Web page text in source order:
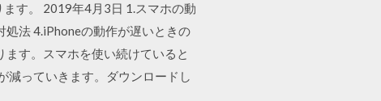
す。 2019年4月3日 1.スマホの動
法 4.iPhoneの動作が遅いときの
す。スマホを使い続けていると
減っていきます。ダウンロードし